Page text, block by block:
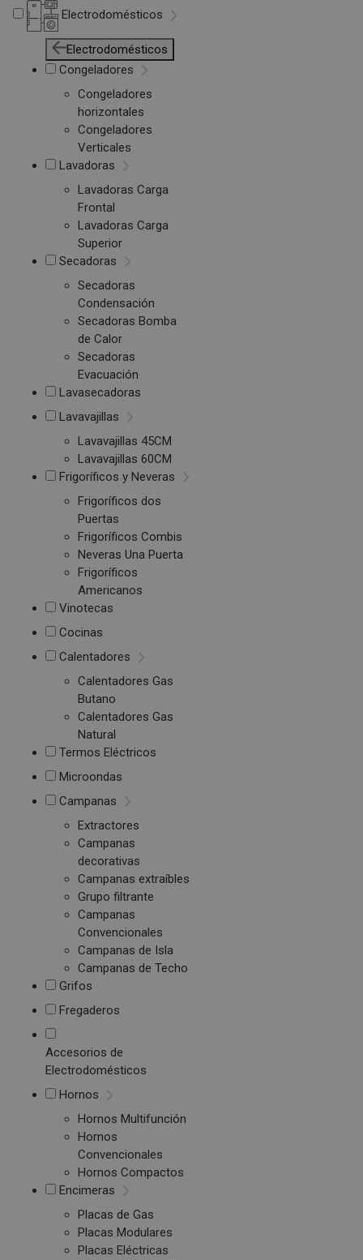
Electrodomésticos
Electrodomésticos
Congeladores
Congeladores
horizontales
Congeladores
Verticales
Lavadoras
Lavadoras Carga
Frontal
Lavadoras Carga
Superior
Secadoras
Secadoras
Condensación
Secadoras Bomba
de Calor
Secadoras
Evacuación
Lavasecadoras
Lavavajillas
Lavavajillas 45CM
Lavavajillas 60CM
Frigoríficos y Neveras
Frigoríficos dos
Puertas
Frigoríficos Combis
Neveras Una Puerta
Frigoríficos
Americanos
Vinotecas
Cocinas
Calentadores
Calentadores Gas
Butano
Calentadores Gas
Natural
Termos Eléctricos
Microondas
Campanas
Extractores
Campanas
decorativas
Campanas extraíbles
Grupo filtrante
Campanas
Convencionales
Campanas de Isla
Campanas de Techo
Grifos
Fregaderos
Accesorios de
Electrodomésticos
Hornos
Hornos Multifunción
Hornos
Convencionales
Hornos Compactos
Encimeras
Placas de Gas
Placas Modulares
Placas Eléctricas